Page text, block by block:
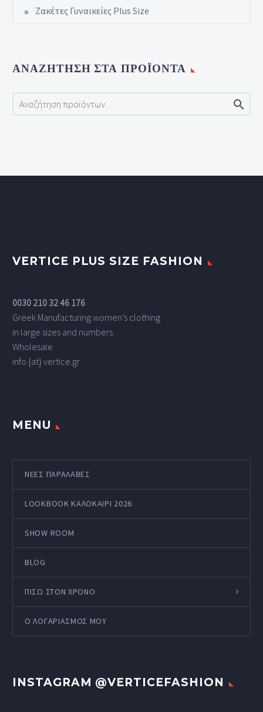
Ζακέτες Γυναικείες Plus Size
ΑΝΑΖΉΤΗΣΗ ΣΤΑ ΠΡΟΪΌΝΤΑ

VERTICE PLUS SIZE FASHION
0030 210 32 46 176
Greek Manufacturing women’s clothing
in large sizes and numbers.
Wholesale
info {at} vertice.gr
MENU
ΝΕΕΣ ΠΑΡΑΛΑΒΕΣ
LOOKBOOK ΚΑΛΟΚΑΊΡΙ 2026
SHOW ROOM
BLOG
ΠΙΣΩ ΣΤΟΝ ΧΡΟΝΟ
Ο ΛΟΓΑΡΙΑΣΜΌΣ ΜΟΥ
INSTAGRAM @VERTICEFASHION